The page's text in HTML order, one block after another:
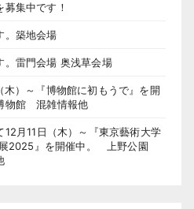
集中です！
。築地会場
。雷門会場 奥浅草会場
木）～『博物館に初もうで』を開
物館 混雑情報他
月11日（木）～『東京藝術大学
展2025』を開催中。 上野公園